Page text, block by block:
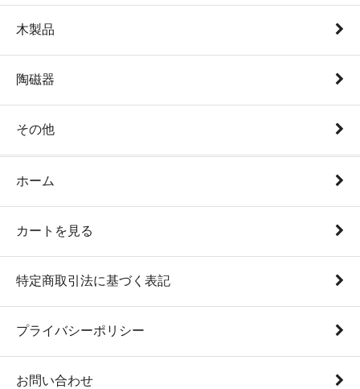
木製品
陶磁器
その他
ホーム
カートを見る
特定商取引法に基づく表記
プライバシーポリシー
お問い合わせ